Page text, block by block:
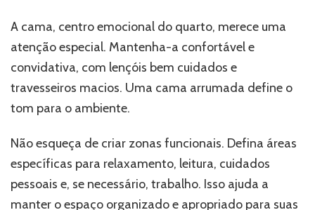
A cama, centro emocional do quarto, merece uma
atenção especial. Mantenha-a confortável e
convidativa, com lençóis bem cuidados e
travesseiros macios. Uma cama arrumada define o
tom para o ambiente.
Não esqueça de criar zonas funcionais. Defina áreas
específicas para relaxamento, leitura, cuidados
pessoais e, se necessário, trabalho. Isso ajuda a
manter o espaço organizado e apropriado para suas